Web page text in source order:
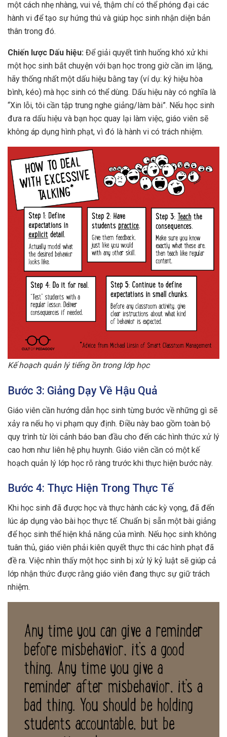
một cách nhẹ nhàng, vui vẻ, thậm chí có thể phóng đại các
hành vi để tạo sự hứng thú và giúp học sinh nhận diện bản
thân trong đó.
Chiến lược Dấu hiệu: Để giải quyết tình huống khó xử khi
một học sinh bắt chuyện với bạn học trong giờ cần im lặng,
hãy thống nhất một dấu hiệu bằng tay (ví dụ: ký hiệu hòa
bình, kéo) mà học sinh có thể dùng. Dấu hiệu này có nghĩa là
“Xin lỗi, tôi cần tập trung nghe giảng/làm bài”. Nếu học sinh
đưa ra dấu hiệu và bạn học quay lại làm việc, giáo viên sẽ
không áp dụng hình phạt, vì đó là hành vi có trách nhiệm.
Kế hoạch quản lý tiếng ồn trong lớp học
Bước 3: Giảng Dạy Về Hậu Quả
Giáo viên cần hướng dẫn học sinh từng bước về những gì sẽ
xảy ra nếu họ vi phạm quy định. Điều này bao gồm toàn bộ
quy trình từ lời cảnh báo ban đầu cho đến các hình thức xử lý
cao hơn như liên hệ phụ huynh. Giáo viên cần có một kế
hoạch quản lý lớp học rõ ràng trước khi thực hiện bước này.
Bước 4: Thực Hiện Trong Thực Tế
Khi học sinh đã được học và thực hành các kỳ vọng, đã đến
lúc áp dụng vào bài học thực tế. Chuẩn bị sẵn một bài giảng
để học sinh thể hiện khả năng của mình. Nếu học sinh không
tuân thủ, giáo viên phải kiên quyết thực thi các hình phạt đã
đề ra. Việc nhìn thấy một học sinh bị xử lý kỷ luật sẽ giúp cả
lớp nhận thức được rằng giáo viên đang thực sự giữ trách
nhiệm.